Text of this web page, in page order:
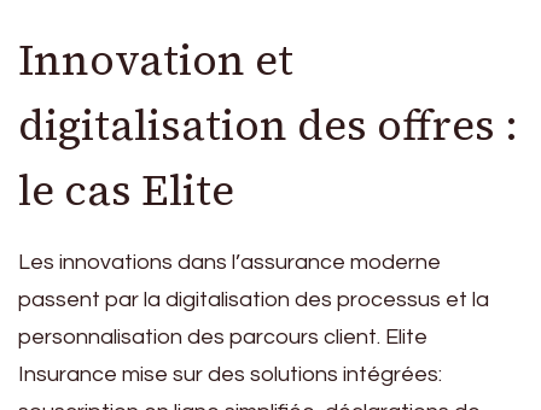
Innovation et
digitalisation des offres :
le cas Elite
Les innovations dans l’assurance moderne
passent par la digitalisation des processus et la
personnalisation des parcours client. Elite
Insurance mise sur des solutions intégrées: